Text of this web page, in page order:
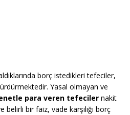
borç istedikleri tefeciler,
Yasal olmayan ve
para veren tefeciler nakit
belirli bir faiz, vade karşılığı borç